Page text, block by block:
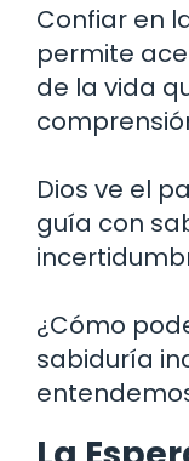
Confiar en
permite
de la vida
Dios ve el
guía con
¿Cómo
sabiduría